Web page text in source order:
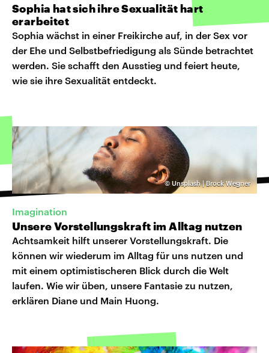
Sophia hat sich ihre Sexualität hart
erarbeitet
Sophia wächst in einer Freikirche auf, in der Sex vor
der Ehe und Selbstbefriedigung als Sünde betrachtet
werden. Sie schafft den Ausstieg und feiert heute,
wie sie ihre Sexualität entdeckt.
© Unsplash | Brock Wegner
Imagination
Unsere Vorstellungskraft im Alltag nutzen
Achtsamkeit hilft unserer Vorstellungskraft. Die
können wir wiederum im Alltag für uns nutzen und
mit einem optimistischeren Blick durch die Welt
laufen. Wie wir üben, unsere Fantasie zu nutzen,
erklären Diane und Main Huong.